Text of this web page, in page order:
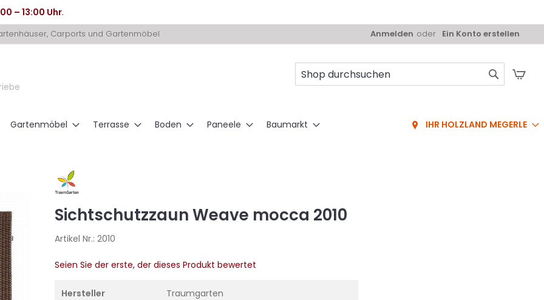
– 13:00 Uhr.
Carports und Gartenmöbel Anmelden Ein Konto erstellen
Gartenmöbel Terrasse Boden Paneele Baumarkt IHR HOLZLAND MEGERLE
Sichtschutzzaun Weave mocca 2010
Artikel Nr.: 2010
Seien Sie der erste, der dieses Produkt bewertet
Hersteller Traumgarten